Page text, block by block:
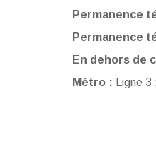
Permanence
Permanence
En dehors de
Métro : Ligne